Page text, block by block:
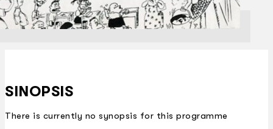
SINOPSIS
There is currently no synopsis for this programme